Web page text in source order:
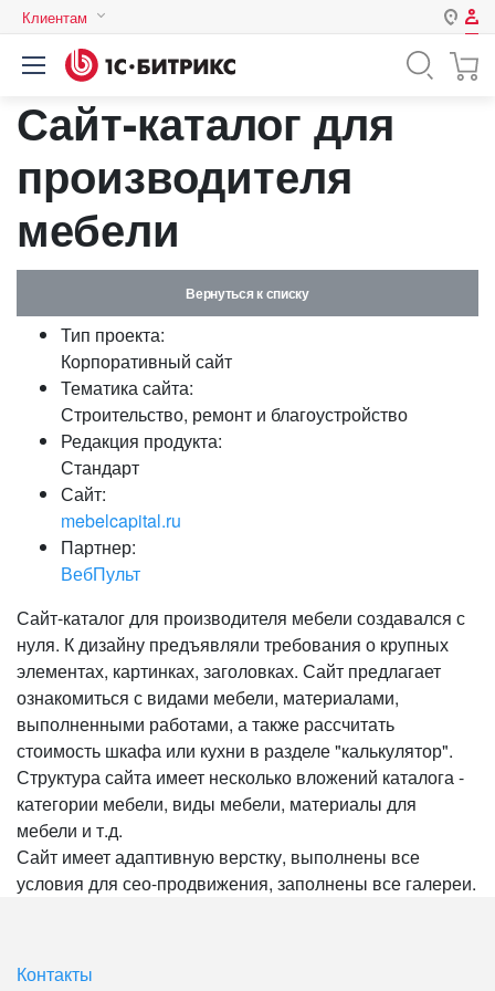
Клиентам
Казахстан
Авторизация
Логин
Запомнить меня на этом
Забыли свой пароль?
Сайт-каталог для
производителя
мебели
Вернуться к списку
Тип проекта:
Корпоративный сайт
Тематика сайта:
Строительство, ремонт и благоустройство
Редакция продукта:
Стандарт
Сайт:
mebelcapital.ru
Партнер:
ВебПульт
Сайт-каталог для производителя мебели создавался с
нуля. К дизайну предъявляли требования о крупных
элементах, картинках, заголовках. Сайт предлагает
ознакомиться с видами мебели, материалами,
выполненными работами, а также рассчитать
стоимость шкафа или кухни в разделе "калькулятор".
Структура сайта имеет несколько вложений каталога -
категории мебели, виды мебели, материалы для
мебели и т.д.
Сайт имеет адаптивную верстку, выполнены все
условия для сео-продвижения, заполнены все галереи.
Контакты